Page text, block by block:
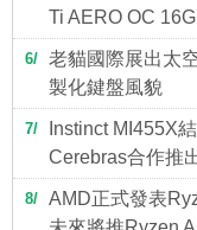
Ti AERO OC 16G
6
老貓國際展出太
製化鍵盤風貌
7
Instinct MI455X
Cerebras合作推
8
AMD正式發表